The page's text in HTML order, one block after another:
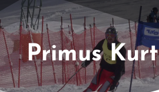
Primus Kurt